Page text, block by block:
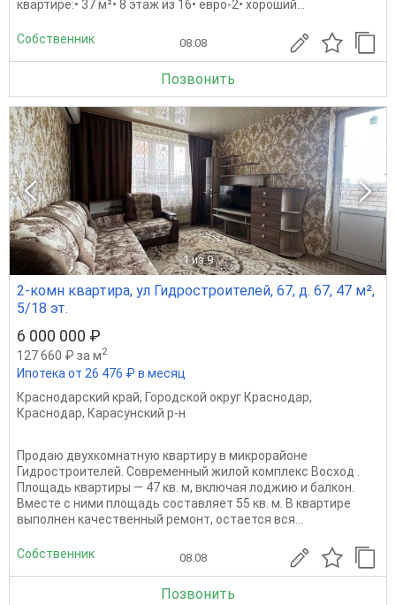
квартире:• 37 м²• 8 этаж из 16• евро-2• хороший...
Собственник 08.08
Позвонить
1 из 9
2-комн квартира, ул Гидростроителей, 67, д. 67, 47 м²,
5/18 эт.
6 000 000 ₽
127 660 ₽ за м2
Ипотека от 26 476 ₽ в месяц
Краснодарский край, Городской округ Краснодар,
Краснодар, Карасунский р-н
Продаю двухкомнатную квартиру в микрорайоне
Гидростроителей. Современный жилой комплекс Восход .
Площадь квартиры — 47 кв. м, включая лоджию и балкон.
Вместе с ними площадь составляет 55 кв. м. В квартире
выполнен качественный ремонт, остается вся...
Собственник 08.08
Позвонить